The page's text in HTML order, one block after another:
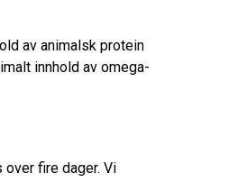
av animalsk protein
innhold av omega-
over fire dager. Vi